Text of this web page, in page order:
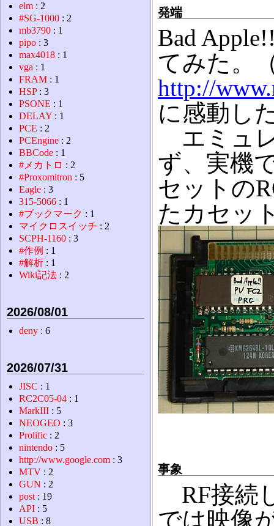
発端
Bad
てみた。
http://
に感動し
エミュ
ず、実機
セットの
たカセッ
事象
RF接続
では映像
elm : 2
#SG-1000 : 2
mb3790 : 1
pipo : 3
max4018 : 1
vga : 1
FRAM : 1
HSP: 3
PSONE : 1
DELAY : 1
PCE : 2
PCEngine : 2
BBCode : 1
#メカトロ : 2
#Proxomitron : 5
Eagle : 3
315-5066 : 1
#ブックマーク : 1
マイクロスイッチ : 2
SCPH-1160 : 3
#作例 : 1
#解析 : 1
Wiki記法 : 2
2026/08/01
deny : 6
2026/07/31
JISC : 1
RC2C05-04 : 1
MarkIII : 5
NEOGEO : 3
Prolific : 2
nintendo : 5
http://www.google.com : 3
MTV : 2
GUN : 2
post : 19
API : 5
USB : 8